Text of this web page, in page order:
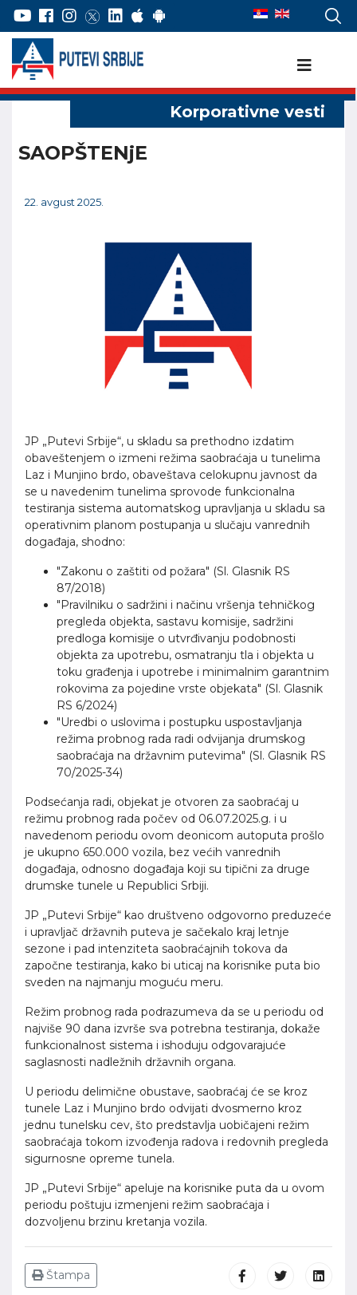
SAOPŠTENjE
22. avgust 2025.
JP „Putevi Srbije“, u skladu sa prethodno izdatim
obaveštenjem o izmeni režima saobraćaja u tunelima
Laz i Munjino brdo, obaveštava celokupnu javnost da
se u navedenim tunelima sprovode funkcionalna
testiranja sistema automatskog upravljanja u skladu sa
operativnim planom postupanja u slučaju vanrednih
događaja, shodno:
"Zakonu o zaštiti od požara" (Sl. Glasnik RS
87/2018)
"Pravilniku o sadržini i načinu vršenja tehničkog
pregleda objekta, sastavu komisije, sadržini
predloga komisije o utvrđivanju podobnosti
objekta za upotrebu, osmatranju tla i objekta u
toku građenja i upotrebe i minimalnim garantnim
rokovima za pojedine vrste objekata" (Sl. Glasnik
RS 6/2024)
"Uredbi o uslovima i postupku uspostavljanja
režima probnog rada radi odvijanja drumskog
saobraćaja na državnim putevima" (Sl. Glasnik RS
70/2025-34)
Podsećanja radi, objekat je otvoren za saobraćaj u
režimu probnog rada počev od 06.07.2025.g. i u
navedenom periodu ovom deonicom autoputa prošlo
je ukupno 650.000 vozila, bez većih vanrednih
događaja, odnosno događaja koji su tipični za druge
drumske tunele u Republici Srbiji.
JP „Putevi Srbije“ kao društveno odgovorno preduzeće
i upravljač državnih puteva je sačekalo kraj letnje
sezone i pad intenziteta saobraćajnih tokova da
započne testiranja, kako bi uticaj na korisnike puta bio
sveden na najmanju moguću meru.
Režim probnog rada podrazumeva da se u periodu od
najviše 90 dana izvrše sva potrebna testiranja, dokaže
funkcionalnost sistema i ishoduju odgovarajuće
saglasnosti nadležnih državnih organa.
U periodu delimične obustave, saobraćaj će se kroz
tunele Laz i Munjino brdo odvijati dvosmerno kroz
jednu tunelsku cev, što predstavlja uobičajeni režim
saobraćaja tokom izvođenja radova i redovnih pregleda
sigurnosne opreme tunela.
JP „Putevi Srbije“ apeluje na korisnike puta da u ovom
periodu poštuju izmenjeni režim saobraćaja i
dozvoljenu brzinu kretanja vozila.
Štampa